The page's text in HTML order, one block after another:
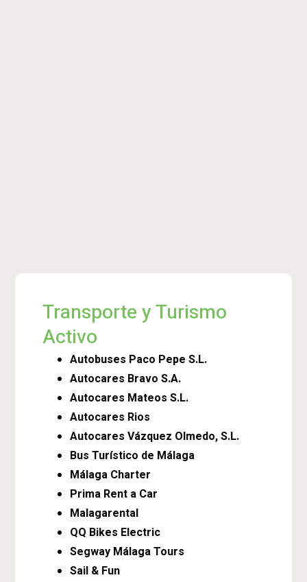
Transporte y Turismo
Activo
Autobuses Paco Pepe S.L.
Autocares Bravo S.A.
Autocares Mateos S.L.
Autocares Rios
Autocares Vázquez Olmedo, S.L.
Bus Turístico de Málaga
Málaga Charter
Prima Rent a Car
Malagarental
QQ Bikes Electric
Segway Málaga Tours
Sail & Fun